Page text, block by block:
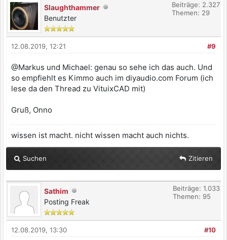
Slaughthammer
Benutzter
Beiträge: 2.327
Themen: 29
#9
12.08.2019, 12:21
@Markus und Michael: genau so sehe ich das auch. Und
so empfiehlt es Kimmo auch im diyaudio.com Forum (ich
lese da den Thread zu VituixCAD mit)
Gruß, Onno
wissen ist macht. nicht wissen macht auch nichts.
Suchen Zitieren
Sathim
Posting Freak
Beiträge: 1.033
Themen: 95
#10
12.08.2019, 13:30